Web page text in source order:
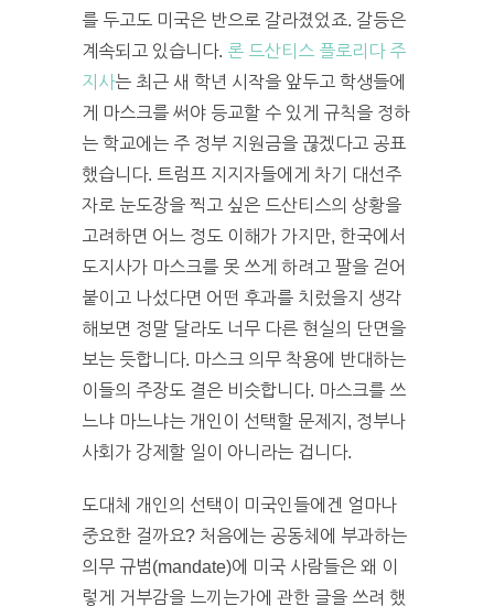
를 두고도 미국은 반으로 갈라졌었죠. 갈등은
계속되고 있습니다. 론 드산티스 플로리다 주
지사는 최근 새 학년 시작을 앞두고 학생들에
게 마스크를 써야 등교할 수 있게 규칙을 정하
는 학교에는 주 정부 지원금을 끊겠다고 공표
했습니다. 트럼프 지지자들에게 차기 대선주
자로 눈도장을 찍고 싶은 드산티스의 상황을
고려하면 어느 정도 이해가 가지만, 한국에서
도지사가 마스크를 못 쓰게 하려고 팔을 걷어
붙이고 나섰다면 어떤 후과를 치렀을지 생각
해보면 정말 달라도 너무 다른 현실의 단면을
보는 듯합니다. 마스크 의무 착용에 반대하는
이들의 주장도 결은 비슷합니다. 마스크를 쓰
느냐 마느냐는 개인이 선택할 문제지, 정부나
사회가 강제할 일이 아니라는 겁니다.
도대체 개인의 선택이 미국인들에겐 얼마나
중요한 걸까요? 처음에는 공동체에 부과하는
의무 규범(mandate)에 미국 사람들은 왜 이
렇게 거부감을 느끼는가에 관한 글을 쓰려 했